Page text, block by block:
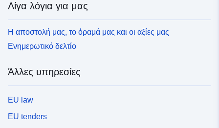
Λίγα λόγια για μας
Η αποστολή μας, το όραμά μας και οι αξίες μας
Ενημερωτικό δελτίο
Άλλες υπηρεσίες
EU law
EU tenders